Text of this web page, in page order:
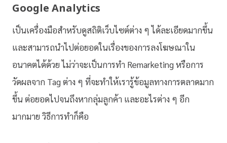
Google Analytics
เป็นเครื่องมือสำหรับดูสถิติเว็บไซต์ต่าง ๆ ได้ละเอียดมากขึ้น
และสามารถนำไปต่อยอดในเรื่องของการลงโฆษณาใน
อนาคตได้ด้วย ไม่ว่าจะเป็นการทำ Remarketing หรือการ
วัดผลจาก Tag ต่าง ๆ ที่จะทำให้เรารู้ข้อมูลทางการตลาดมาก
ขึ้น ต่อยอดไปจนถึงหากลุ่มลูกค้า และอะไรต่าง ๆ อีก
มากมาย วิธีการทำก็คือ